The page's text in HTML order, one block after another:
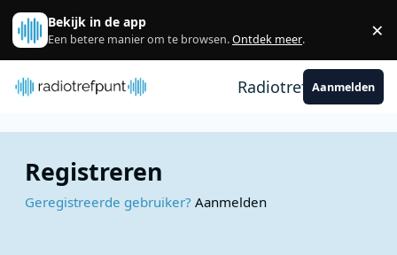
Spring naar bijdragen
Bekijk in de app
Een betere manier om te browsen.Ontdek meer. ×
RadiotrefpuntAanmelden
Registreren
Geregistreerde gebruiker? Aanmelden